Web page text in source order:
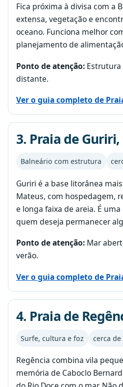
Fica próxima à divisa com a
extensa, vegetação e
oceano. Funciona melhor
planejamento de
Ponto de atenção:
distante.
Ver o guia completo de
3. Praia de
Balneário com estrutura
Guriri é a base litorânea
Mateus, com hospedagem,
e longa faixa de areia. É
quem deseja permanecer
Ponto de atenção: Mar
verão.
Ver o guia completo de
4. Praia de
Surfe, cultura e foz cerca
Regência combina vila
memória de Caboclo